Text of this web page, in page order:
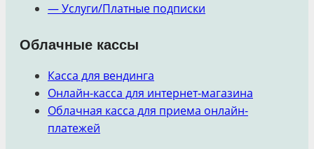
— Услуги/Платные подписки
Облачные кассы
Касса для вендинга
Онлайн-касса для интернет-магазина
Облачная касса для приема онлайн-
платежей